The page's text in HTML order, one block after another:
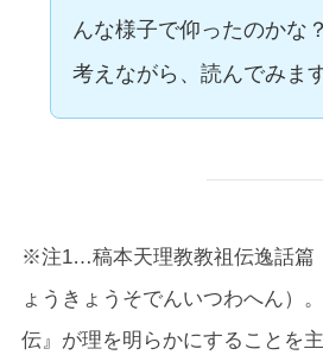
んな様子で仰ったのかな
考えながら、読んでみま
※注1…稿本天理教教祖伝逸話篇
ょうきょうそでんいつわへん）
伝』が理を明らかにすることを